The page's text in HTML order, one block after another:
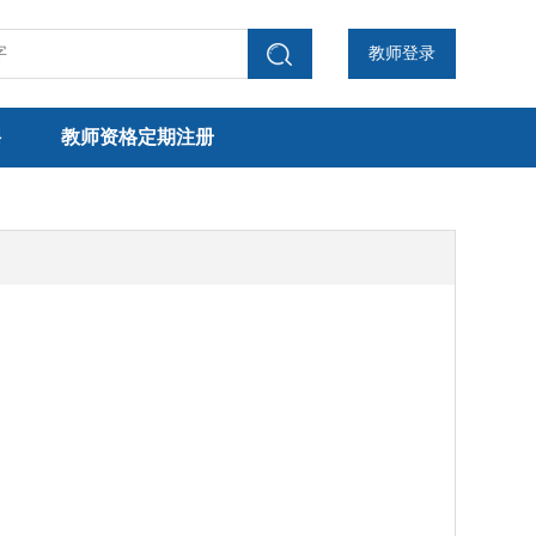
教师登录
教师资格定期注册